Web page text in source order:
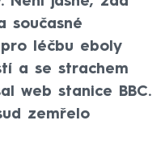
současné
léčbu eboly
a se strachem
web stanice BBC.
zemřelo